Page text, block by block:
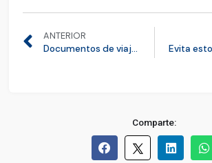
ANTERIOR
Documentos de viaje para ingresar o salir de Chile
Comparte: